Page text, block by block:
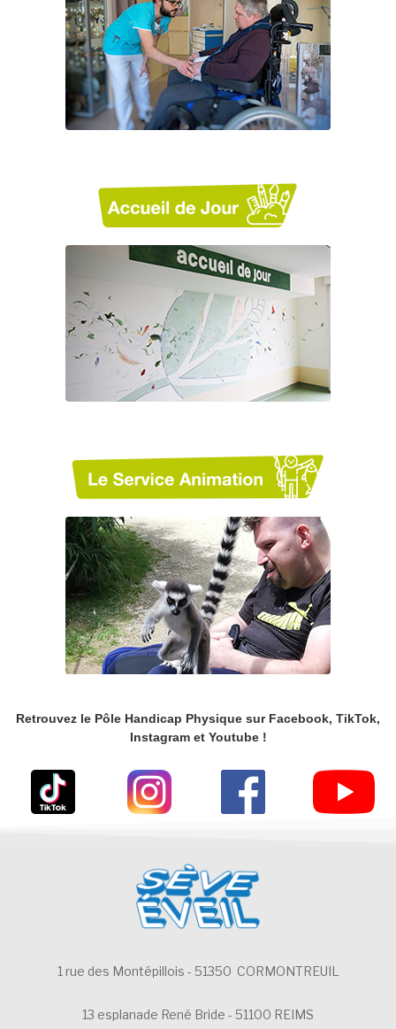
Retrouvez le Pôle Handicap Physique sur Facebook, TikTok,
Instagram et Youtube !
1 rue des Montépillois - 51350 CORMONTREUIL
13 esplanade René Bride - 51100 REIMS